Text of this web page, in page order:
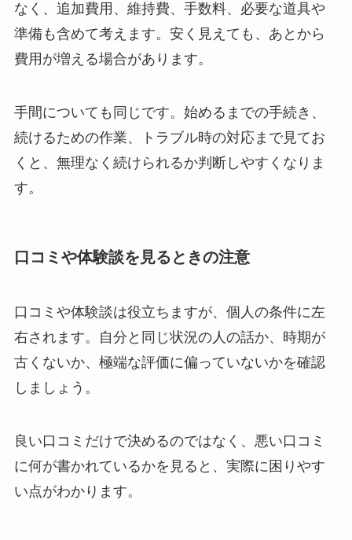
なく、追加費用、維持費、手数料、必要な道具や
準備も含めて考えます。安く見えても、あとから
費用が増える場合があります。
手間についても同じです。始めるまでの手続き、
続けるための作業、トラブル時の対応まで見てお
くと、無理なく続けられるか判断しやすくなりま
す。
口コミや体験談を見るときの注意
口コミや体験談は役立ちますが、個人の条件に左
右されます。自分と同じ状況の人の話か、時期が
古くないか、極端な評価に偏っていないかを確認
しましょう。
良い口コミだけで決めるのではなく、悪い口コミ
に何が書かれているかを見ると、実際に困りやす
い点がわかります。